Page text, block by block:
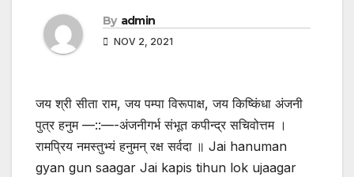
By admin
NOV 2, 2021
जय श्री सीता राम, जय पम्पा विरूपाक्ष, जय किष्किंधा अंजनी
पुत्र हनुम —::—-अंजनीगर्भ संभूत कपीन्द्र सचिवोत्तम ।
रामप्रिय नमस्तुभ्यं हनुमन् रक्ष सर्वदा ॥ Jai hanuman
gyan gun saagar Jai kapis tihun lok ujaagar